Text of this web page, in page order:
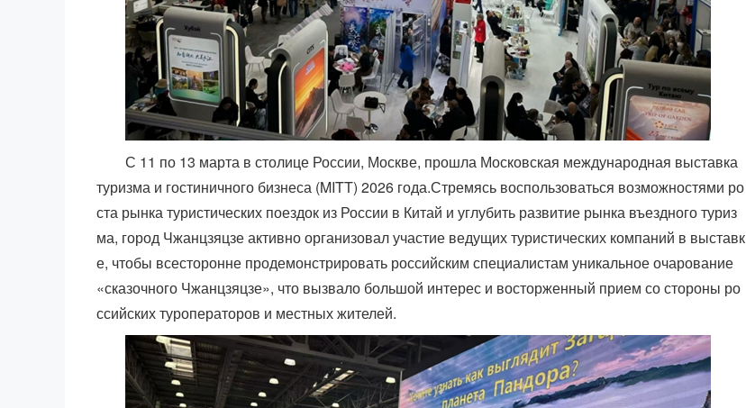
С 11 по 13 марта в столице России, Москве, прошла Московская международная выставка
туризма и гостиничного бизнеса (MITT) 2026 года.Стремясь воспользоваться возможностями ро
ста рынка туристических поездок из России в Китай и углубить развитие рынка въездного туриз
ма, город Чжанцзяцзе активно организовал участие ведущих туристических компаний в выставк
е, чтобы всесторонне продемонстрировать российским специалистам уникальное очарование
«сказочного Чжанцзяцзе», что вызвало большой интерес и восторженный прием со стороны ро
ссийских туроператоров и местных жителей.